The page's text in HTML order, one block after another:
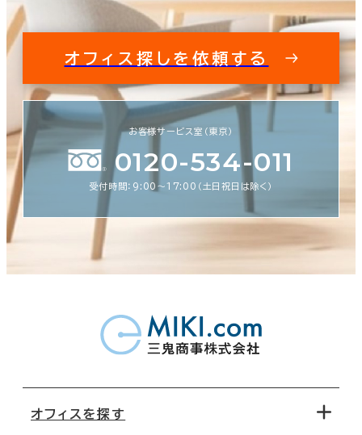
オフィス探しを依頼する
お客様サービス室（東京）
0120-534-011
受付時間：9:00〜17:00（土日祝日は除く）
オフィスを探す